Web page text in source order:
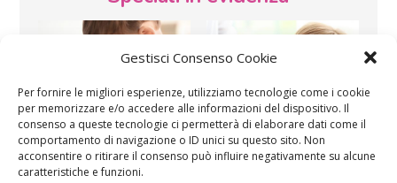
Gestisci Consenso Cookie
Per fornire le migliori esperienze, utilizziamo tecnologie come i cookie
per memorizzare e/o accedere alle informazioni del dispositivo. Il
consenso a queste tecnologie ci permetterà di elaborare dati come il
comportamento di navigazione o ID unici su questo sito. Non
acconsentire o ritirare il consenso può influire negativamente su alcune
caratteristiche e funzioni.
Vaccini SOS Pediatra